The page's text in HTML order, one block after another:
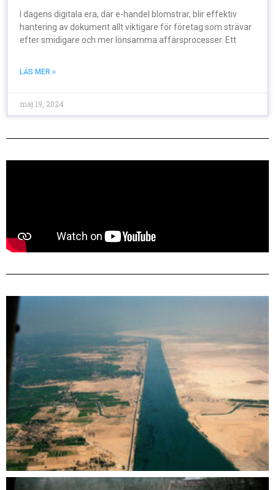
I dagens digitala era, där e-handel blomstrar, blir effektiv
hantering av dokument allt viktigare för företag som strävar
efter smidigare och mer lönsamma affärsprocesser. Ett
LÄS MER »
maj 19, 2024